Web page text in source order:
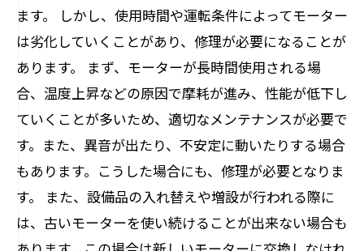
ます。 しかし、使用時間や運転条件によってモーター
は劣化していくことがあり、修理が必要になることが
あります。 まず、モーターが長時間使用される場
合、温度上昇などの原因で摩耗が進み、性能が低下し
ていくことが多いため、適切なメンテナンスが必要で
す。また、異音が出たり、不安定に動いたりする場合
もあります。こうした場合にも、修理が必要となりま
す。 また、設備品の入れ替えや増設が行われる際に
は、古いモーターを使い続けることが出来ない場合も